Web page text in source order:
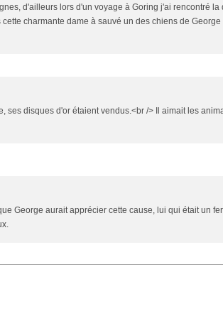
d'ailleurs lors d'un voyage à Goring j'ai rencontré
charmante dame à sauvé un des chiens de
ses disques d'or étaient vendus.<br /> Il aimait les
George aurait apprécier cette cause, lui qui était un